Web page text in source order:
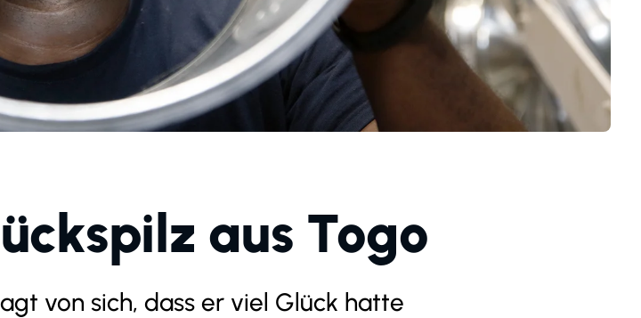
aus Togo
von sich, dass er viel Glück hatte